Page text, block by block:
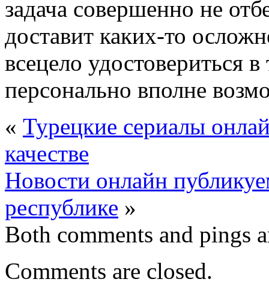
задача совершенно не
доставит каких-то
всецело удостовериться
персонально вполне
« Турецкие сериалы
качестве
Новости онлайн
республике »
Both comments and pings
Comments are closed.